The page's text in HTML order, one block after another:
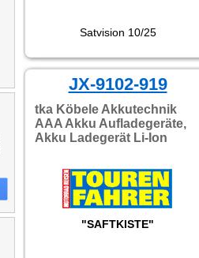
Satvision 10/25
JX-9102-919
tka Köbele Akkutechnik
AAA Akku Aufladegeräte,
Akku Ladegerät Li-Ion
"SAFTKISTE"